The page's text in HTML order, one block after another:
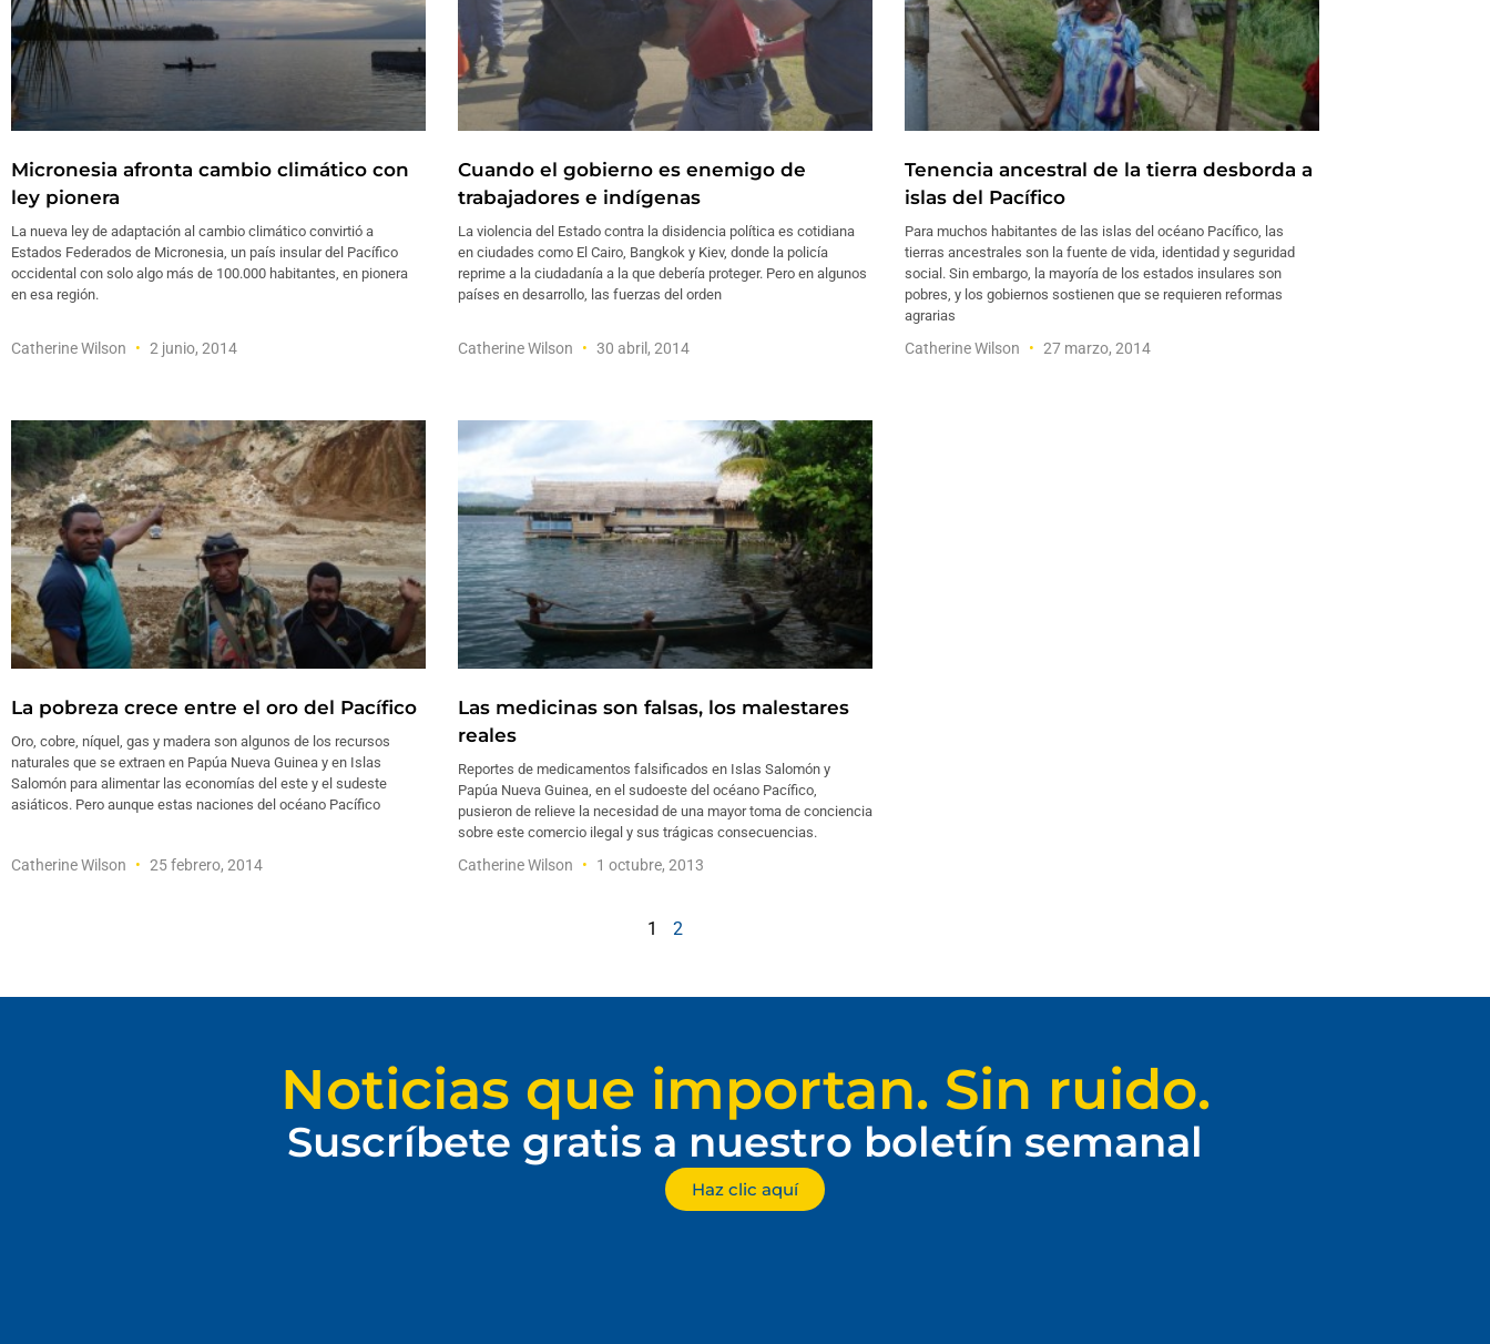
Micronesia afronta cambio climático con
ley pionera
La nueva ley de adaptación al cambio climático convirtió a
Estados Federados de Micronesia, un país insular del Pacífico
occidental con solo algo más de 100.000 habitantes, en pionera
en esa región.
Catherine Wilson 2 junio, 2014
Cuando el gobierno es enemigo de
trabajadores e indígenas
La violencia del Estado contra la disidencia política es cotidiana
en ciudades como El Cairo, Bangkok y Kiev, donde la policía
reprime a la ciudadanía a la que debería proteger. Pero en algunos
países en desarrollo, las fuerzas del orden
Catherine Wilson 30 abril, 2014
Tenencia ancestral de la tierra desborda a
islas del Pacífico
Para muchos habitantes de las islas del océano Pacífico, las
tierras ancestrales son la fuente de vida, identidad y seguridad
social. Sin embargo, la mayoría de los estados insulares son
pobres, y los gobiernos sostienen que se requieren reformas
agrarias
Catherine Wilson 27 marzo, 2014
La pobreza crece entre el oro del Pacífico
Oro, cobre, níquel, gas y madera son algunos de los recursos
naturales que se extraen en Papúa Nueva Guinea y en Islas
Salomón para alimentar las economías del este y el sudeste
asiáticos. Pero aunque estas naciones del océano Pacífico
Catherine Wilson 25 febrero, 2014
Las medicinas son falsas, los malestares
reales
Reportes de medicamentos falsificados en Islas Salomón y
Papúa Nueva Guinea, en el sudoeste del océano Pacífico,
pusieron de relieve la necesidad de una mayor toma de conciencia
sobre este comercio ilegal y sus trágicas consecuencias.
Catherine Wilson 1 octubre, 2013
1 2
Noticias que importan. Sin ruido.
Suscríbete gratis a nuestro boletín semanal
Haz clic aquí